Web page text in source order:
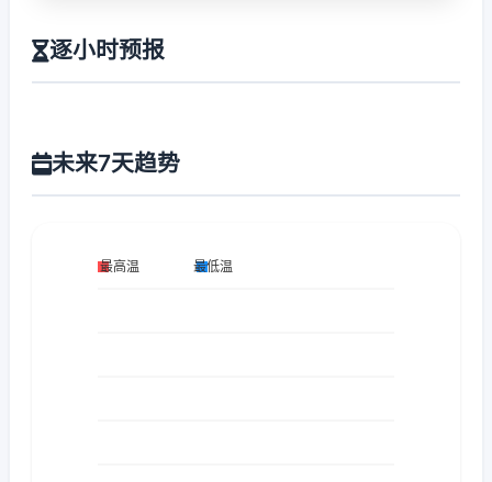
逐小时预报
未来7天趋势